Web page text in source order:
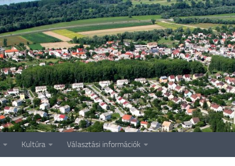
Kultúra Választási információk